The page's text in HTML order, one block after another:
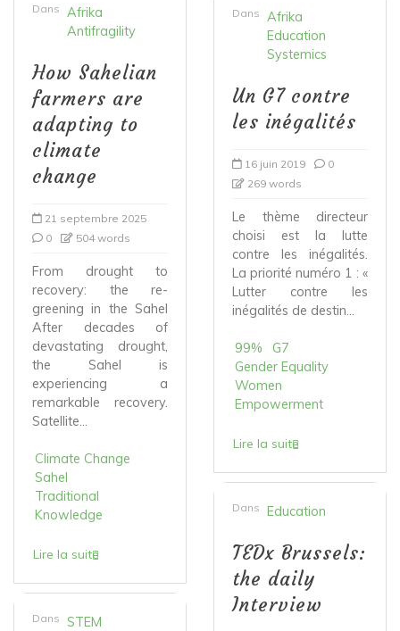
Dans
Afrika
Antifragility
How Sahelian
farmers are
adapting to
climate
change
21 septembre 2025
0
504 words
From drought to
recovery: the re-
greening in the Sahel
After decades of
devastating drought,
the Sahel is
experiencing a
remarkable recovery.
Satellite...
Climate Change
Sahel
Traditional
Knowledge
Lire la suite
Dans STEM
Dans
Afrika
Education
Systemics
Un G7 contre
les inégalités
16 juin 2019
0
269 words
Le thème directeur
choisi est la lutte
contre les inégalités.
La priorité numéro 1 : «
Lutter contre les
inégalités de destin...
99%
G7
Gender Equality
Women
Empowerment
Lire la suite
Dans Education
TEDx Brussels:
the daily
Interview